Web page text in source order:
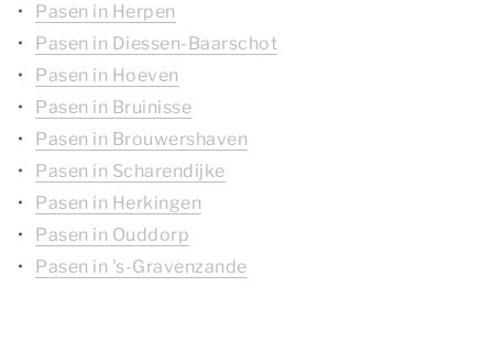
Pasen in Herpen
Pasen in Diessen-Baarschot
Pasen in Hoeven
Pasen in Bruinisse
Pasen in Brouwershaven
Pasen in Scharendijke
Pasen in Herkingen
Pasen in Ouddorp
Pasen in 's-Gravenzande